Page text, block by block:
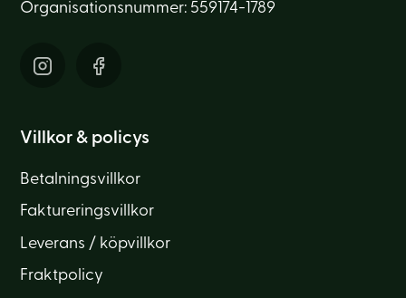
Organisationsnummer: 559174-1789
Villkor & policys
Betalningsvillkor
Faktureringsvillkor
Leverans / köpvillkor
Fraktpolicy